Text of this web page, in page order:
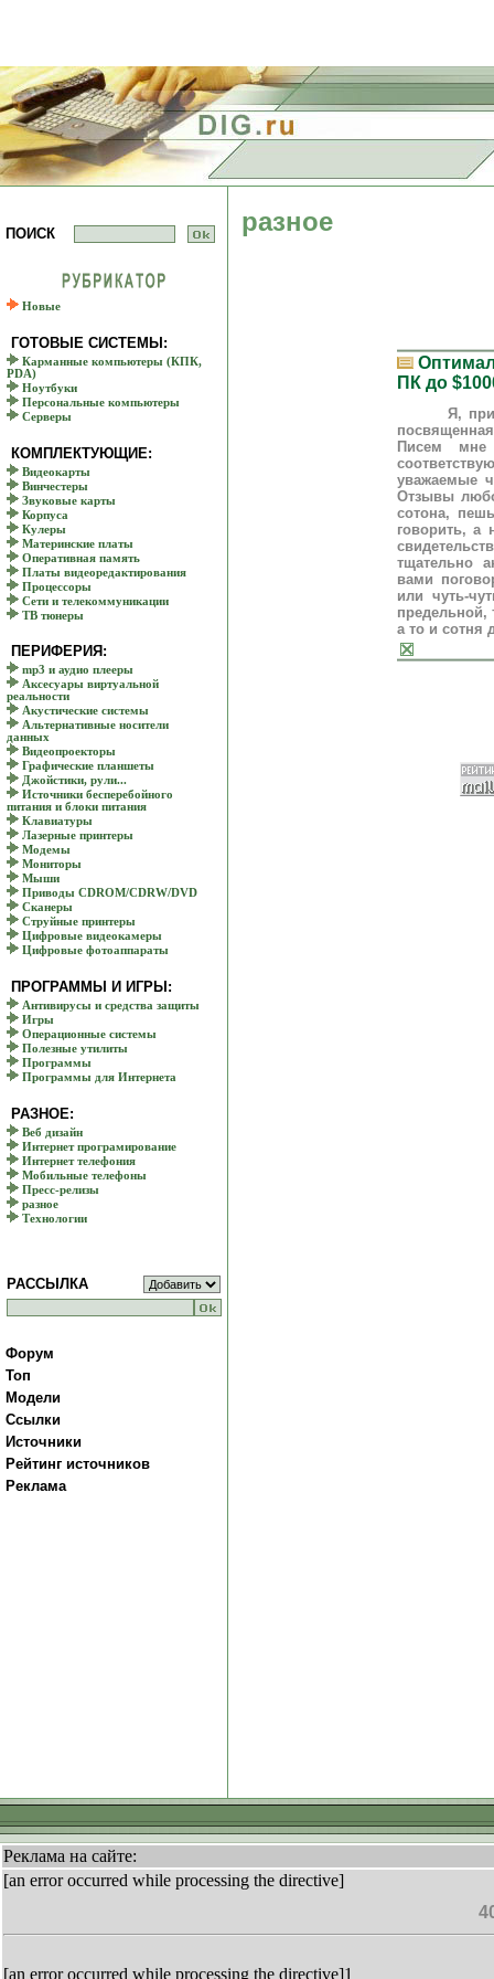
ПОИСК
Новые
ГОТОВЫЕ СИСТЕМЫ:
Карманные компьютеры (КПК,
PDA)
Ноутбуки
Персональные компьютеры
Серверы
КОМПЛЕКТУЮЩИЕ:
Видеокарты
Винчестеры
Звуковые карты
Корпуса
Кулеры
Материнские платы
Оперативная память
Платы видеоредактирования
Процессоры
Сети и телекоммуникации
ТВ тюнеры
ПЕРИФЕРИЯ:
mp3 и аудио плееры
Аксесуары виртуальной
реальности
Акустические системы
Альтернативные носители
данных
Видеопроекторы
Графические планшеты
Джойстики, рули...
Источники бесперебойного
питания и блоки питания
Клавиатуры
Лазерные принтеры
Модемы
Мониторы
Мыши
Приводы CDROM/CDRW/DVD
Сканеры
Струйные принтеры
Цифровые видеокамеры
Цифровые фотоаппараты
ПРОГРАММЫ И ИГРЫ:
Антивирусы и средства защиты
Игры
Операционные системы
Полезные утилиты
Программы
Программы для Интернета
РАЗНОЕ:
Веб дизайн
Интернет програмирование
Интернет телефония
Мобильные телефоны
Пресс-релизы
разное
Технологии
РАССЫЛКА
Форум
Топ
Модели
Ссылки
Источники
Рейтинг источников
Реклама
разное
ПК до
Я,
Писем
уважаемые
Отзывы
сотона,
говорить, а
тщательно
вами
или чуть-
предельной,
а то и сотня
Реклама на сайте:
[an error occurred while processing the directive]
[an error occurred while processing the directive]1